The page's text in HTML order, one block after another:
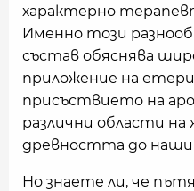
характерно
Именно този
състав обяснява
приложение на
присъствието на
различни области
древността до наши
Но знаете ли, че